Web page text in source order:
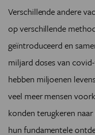
Verschillende andere
op verschillende
geïntroduceerd en
miljard doses van
hebben miljoenen
veel meer mensen
konden terugkeren
hun fundamentele